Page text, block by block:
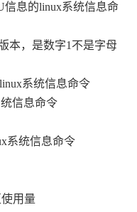
信息的linux系统信息命
本，是数字1不是字母
系统信息命令
信息命令
系统信息命令
用量